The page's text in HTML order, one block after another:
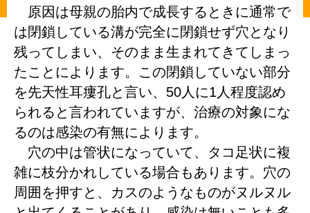
原因は母親の胎内で成長するときに通常で
は閉鎖している溝が完全に閉鎖せず穴となり
残ってしまい、そのまま生まれてきてしまっ
たことによります。この閉鎖していない部分
を先天性耳瘻孔と言い、50人に1人程度認め
られると言われていますが、治療の対象にな
るのは感染の有無によります。
穴の中は管状になっていて、タコ足状に複
雑に枝分かれしている場合もあります。穴の
周囲を押すと、カスのようなものがヌルヌル